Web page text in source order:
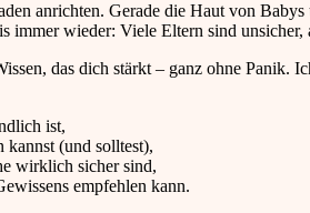
anrichten. Gerade die Haut von
immer wieder: Viele Eltern sind
das dich stärkt – ganz ohne Panik.
ist,
kannst (und solltest),
wirklich sicher sind,
empfehlen kann.